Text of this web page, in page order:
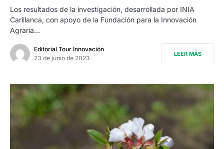
Los resultados de la investigación, desarrollada por INIA
Carillanca, con apoyo de la Fundación para la Innovación
Agraria…
Editorial Tour Innovación
23 de junio de 2023
LEER MÁS